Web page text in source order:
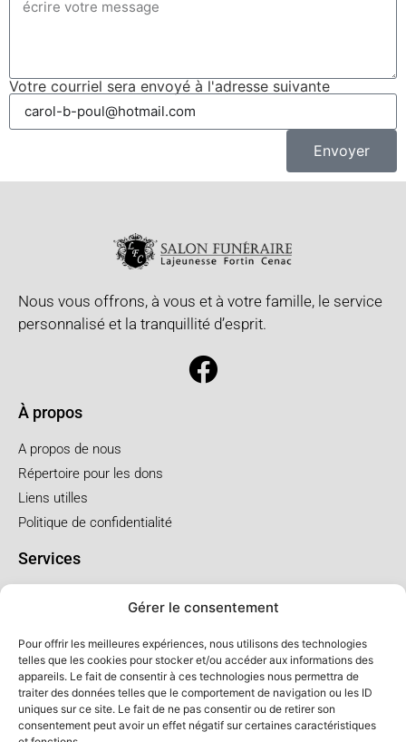
Gérer le consentement
Pour offrir les meilleures expériences, nous utilisons des technologies
telles que les cookies pour stocker et/ou accéder aux informations des
appareils. Le fait de consentir à ces technologies nous permettra de
traiter des données telles que le comportement de navigation ou les ID
uniques sur ce site. Le fait de ne pas consentir ou de retirer son
consentement peut avoir un effet négatif sur certaines caractéristiques
Votre courriel sera envoyé à l'adresse suivante
Envoyer
Nous vous offrons, à vous et à votre famille, le service
personnalisé et la tranquillité d’esprit.
À propos
A propos de nous
Répertoire pour les dons
Liens utilles
Politique de confidentialité
Services
Funérailles au salon
Forfaits et prix
Forfait crémation